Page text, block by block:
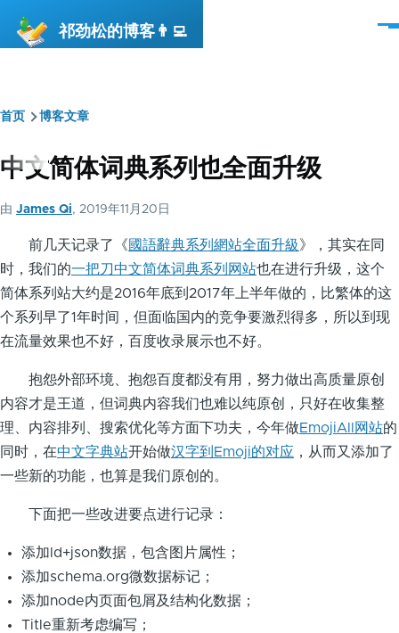
祁劲松的博客👨‍💻
菜
面
包
屑
首页 博客文章
中文简体词典系列也全面升级
由 James Qi, 2019年11月20日
前几天记录了《 國語辭典系列網站全面升級 》，其实在同
时，我们的一把刀中文简体词典系列网站也在进行升级，这个
简体系列站大约是2016年底到2017年上半年做的，比繁体的这
个系列早了1年时间，但面临国内的竞争要激烈得多，所以到现
在流量效果也不好，百度收录展示也不好。
抱怨外部环境、抱怨百度都没有用，努力做出高质量原创
内容才是王道，但词典内容我们也难以纯原创，只好在收集整
理、内容排列、搜索优化等方面下功夫，今年做EmojiAll网站的
同时，在中文字典站开始做汉字到Emoji的对应 ，从而又添加了
一些新的功能，也算是我们原创的。
下面把一些改进要点进行记录：
添加ld+json数据，包含图片属性；
添加schema.org微数据标记；
添加node内页面包屑及结构化数据；
Title重新考虑编写；